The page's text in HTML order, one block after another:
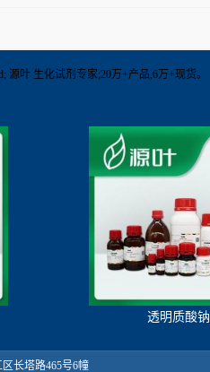
源叶 生化试剂专家;20万+产品,6万+现货。
透明质酸钠
长塔路465号6幢